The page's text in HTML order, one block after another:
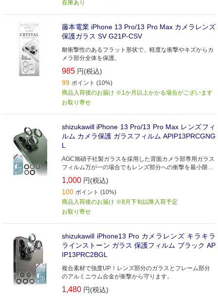
在庫あり
藤本電業 iPhone 13 Pro/13 Pro Max カメラレンズ
保護ガラス SV G21P-CSV
耐衝撃性のあるフラット形状で、軽度な衝撃やキズからカ
メラ部分全体を保護。
985 円(税込)
99 ポイント (10%)
商品入荷後のお届け ※1か月以上かかる場合がございます
お取り寄せ
shizukawill iPhone 13 Pro/13 Pro Max レンズフィ
ルム カメラ保護 ガラスフィルム APIP13PRCGNG
L
AGC旭硝子社製ガラスを採用した背面カメラ部専用ガラス
フィルム万が一の場合でもレンズ部分への衝撃を最小限に
抑えます
1,000 円(税込)
100 ポイント (10%)
商品入荷後のお届け ※8月下旬以降入荷予定
お取り寄せ
shizukawill iPhone13 Pro カメラレンズ キラキラ
ラインストーン ガラス 保護フィルム ブラック AP
IP13PRC2BGL
複合素材で強度UP！レンズ部分のガラスとフレーム部分
のアルミニウム合金が衝撃から守ります。
1,480 円(税込)